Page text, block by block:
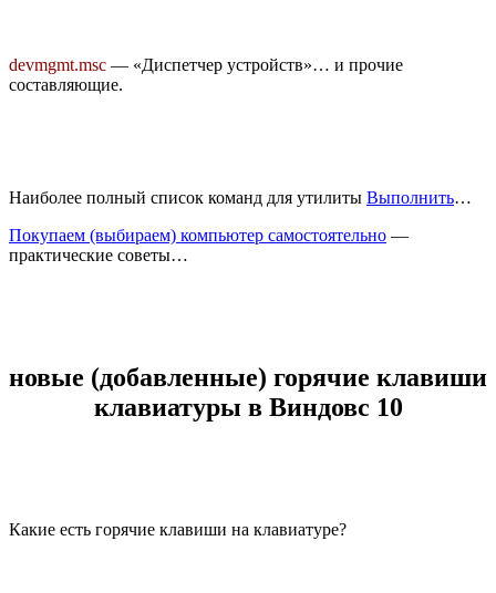
devmgmt.msc — «Диспетчер устройств»… и прочие
составляющие.
Наиболее полный список команд для утилиты Выполнить…
Покупаем (выбираем) компьютер самостоятельно —
практические советы…
новые (добавленные) горячие клавиши
клавиатуры в Виндовс 10
Какие есть горячие клавиши на клавиатуре?